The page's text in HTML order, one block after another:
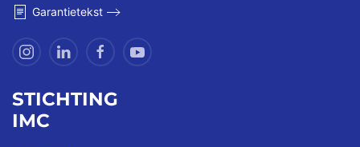
Garantietekst
STICHTING
IMC